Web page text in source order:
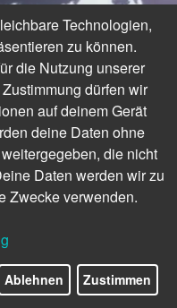
Technologien,
zu können.
die Nutzung unserer
dürfen wir
auf deinem Gerät
deine Daten ohne
die nicht
Daten werden wir zu
Zwecke verwenden.
Ablehnen Zustimmen